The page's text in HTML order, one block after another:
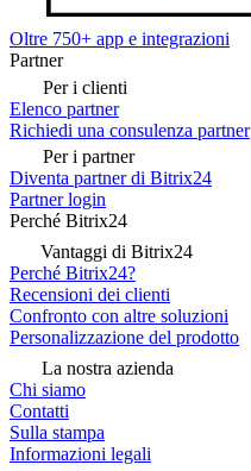
Oltre 750+ app e integrazioni
Partner
Per i clienti
Elenco partner
Richiedi una consulenza partner
Per i partner
Diventa partner di Bitrix24
Partner login
Perché Bitrix24
Vantaggi di Bitrix24
Perché Bitrix24?
Recensioni dei clienti
Confronto con altre soluzioni
Personalizzazione del prodotto
La nostra azienda
Chi siamo
Contatti
Sulla stampa
Informazioni legali